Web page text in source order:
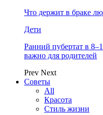
Что держит в браке
Дети
Ранний пубертат в
важно для родителей
Prev Next
Советы
All
Красота
Стиль жизни